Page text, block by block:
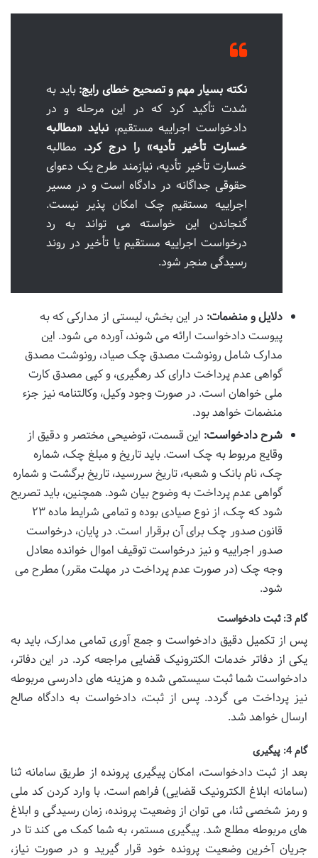
نکته بسیار مهم و تصحیح خطای رایج: باید به
شدت تأکید کرد که در این مرحله و در
دادخواست اجراییه مستقیم،نباید «مطالبه
خسارت تأخیر تأدیه» را درج کرد. مطالبه
خسارت تأخیر تأدیه، نیازمند طرح یک دعوای
حقوقی جداگانه در دادگاه است و در مسیر
اجراییه مستقیم چک امکان پذیر نیست.
گنجاندن این خواسته می تواند به رد
درخواست اجراییه مستقیم یا تأخیر در روند
رسیدگی منجر شود.
دلایل و منضمات: در این بخش، لیستی از مدارکی که به
پیوست دادخواست ارائه می شوند، آورده می شود. این
مدارک شامل رونوشت مصدق چک صیاد، رونوشت مصدق
گواهی عدم پرداخت دارای کد رهگیری، و کپی مصدق کارت
ملی خواهان است. در صورت وجود وکیل، وکالتنامه نیز جزء
منضمات خواهد بود.
شرح دادخواست: این قسمت، توضیحی مختصر و دقیق از
وقایع مربوط به چک است. باید تاریخ و مبلغ چک، شماره
چک، نام بانک و شعبه، تاریخ سررسید، تاریخ برگشت و شماره
گواهی عدم پرداخت به وضوح بیان شود. همچنین، باید تصریح
شود که چک، از نوع صیادی بوده و تمامی شرایط ماده ۲۳
قانون صدور چک برای آن برقرار است. در پایان، درخواست
صدور اجراییه و نیز درخواست توقیف اموال خوانده معادل
وجه چک (در صورت عدم پرداخت در مهلت مقرر) مطرح می
شود.
گام 3: ثبت دادخواست
پس از تکمیل دقیق دادخواست و جمع آوری تمامی مدارک، باید به
یکی از دفاتر خدمات الکترونیک قضایی مراجعه کرد. در این دفاتر،
دادخواست شما ثبت سیستمی شده و هزینه های دادرسی مربوطه
نیز پرداخت می گردد. پس از ثبت، دادخواست به دادگاه صالح
ارسال خواهد شد.
گام 4: پیگیری
بعد از ثبت دادخواست، امکان پیگیری پرونده از طریق سامانه ثنا
(سامانه ابلاغ الکترونیک قضایی) فراهم است. با وارد کردن کد ملی
و رمز شخصی ثنا، می توان از وضعیت پرونده، زمان رسیدگی و ابلاغ
های مربوطه مطلع شد. پیگیری مستمر، به شما کمک می کند تا در
جریان آخرین وضعیت پرونده خود قرار گیرید و در صورت نیاز،